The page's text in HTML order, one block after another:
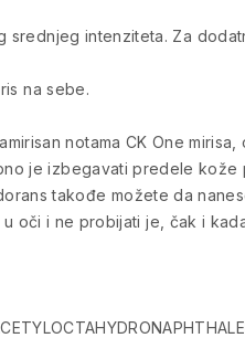
srednjeg intenziteta. Za
na sebe.
notama CK One
je izbegavati predele kože
takođe možete da
oči i ne probijati je, čak i